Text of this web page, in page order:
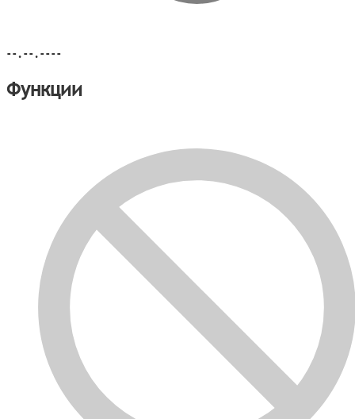
--.--.----
Функции